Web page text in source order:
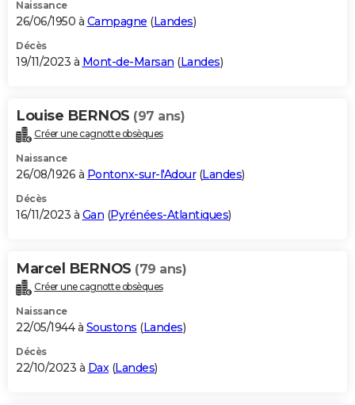
Naissance
26/06/1950 à Campagne (Landes)
Décès
19/11/2023 à Mont-de-Marsan (Landes)
Louise BERNOS (97 ans)
Créer une cagnotte obsèques
Naissance
26/08/1926 à Pontonx-sur-l'Adour(Landes)
Décès
16/11/2023 à Gan (Pyrénées-Atlantiques)
Marcel BERNOS (79 ans)
Créer une cagnotte obsèques
Naissance
22/05/1944 à Soustons (Landes)
Décès
22/10/2023 à Dax(Landes)